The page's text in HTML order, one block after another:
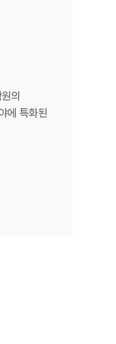
의
에 특화된